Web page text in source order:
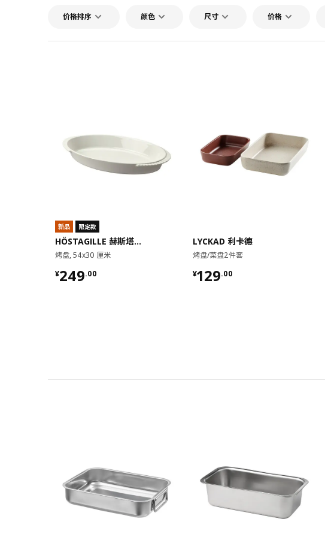
价格排序 颜色 尺寸 价格
新品 限定款
HÖSTAGILLE 赫斯塔吉尔
烤盘, 54x30 厘米
¥249.00
¥ 249.00
LYCKAD 利卡德
烤盘/菜盘2件套
¥129.00
¥ 129.00